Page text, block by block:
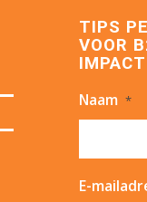
TIPS
VOOR
Naam *
E-